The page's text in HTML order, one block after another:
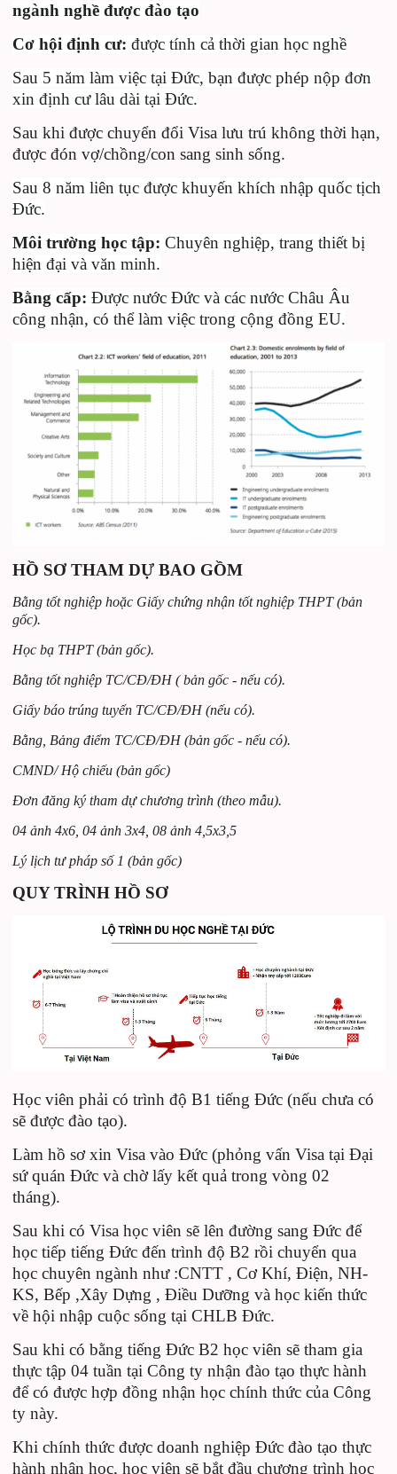
ngành nghề được đào tạo
Cơ hội định cư: được tính cả thời gian học nghề
Sau 5 năm làm việc tại Đức, bạn được phép nộp đơn
xin định cư lâu dài tại Đức.
Sau khi được chuyển đổi Visa lưu trú không thời hạn,
được đón vợ/chồng/con sang sinh sống.
Sau 8 năm liên tục được khuyến khích nhập quốc tịch
Đức.
Môi trường học tập: Chuyên nghiệp, trang thiết bị
hiện đại và văn minh.
Bằng cấp: Được nước Đức và các nước Châu Âu
công nhận, có thể làm việc trong cộng đồng EU.
HỒ SƠ THAM DỰ BAO GỒM
Bằng tốt nghiệp hoặc Giấy chứng nhận tốt nghiệp THPT (bản
gốc).
Học bạ THPT (bản gốc).
Bằng tốt nghiệp TC/CĐ/ĐH ( bản gốc - nếu có).
Giấy báo trúng tuyển TC/CĐ/ĐH (nếu có).
Bằng, Bảng điểm TC/CĐ/ĐH (bản gốc - nếu có).
CMND/ Hộ chiếu (bản gốc)
Đơn đăng ký tham dự chương trình (theo mẫu).
04 ảnh 4x6 , 04 ảnh 3x4, 08 ảnh 4,5x3,5
Lý lịch tư pháp số 1 (bản gốc)
QUY TRÌNH HỒ SƠ
Học viên phải có trình độ B1 tiếng Đức (nếu chưa có
sẽ được đào tạo).
Làm hồ sơ xin Visa vào Đức (phỏng vấn Visa tại Đại
sứ quán Đức và chờ lấy kết quả trong vòng 02
tháng).
Sau khi có Visa học viên sẽ lên đường sang Đức để
học tiếp tiếng Đức đến trình độ B2 rồi chuyển qua
học chuyên ngành như :CNTT , Cơ Khí, Điện, NH-
KS, Bếp ,Xây Dựng , Điều Dưỡng và học kiến thức
về hội nhập cuộc sống tại CHLB Đức.
Sau khi có bằng tiếng Đức B2 học viên sẽ tham gia
thực tập 04 tuần tại Công ty nhận đào tạo thực hành
để có được hợp đồng nhận học chính thức của Công
ty này.
Khi chính thức được doanh nghiệp Đức đào tạo thực
hành nhận học, học viên sẽ bắt đầu chương trình học